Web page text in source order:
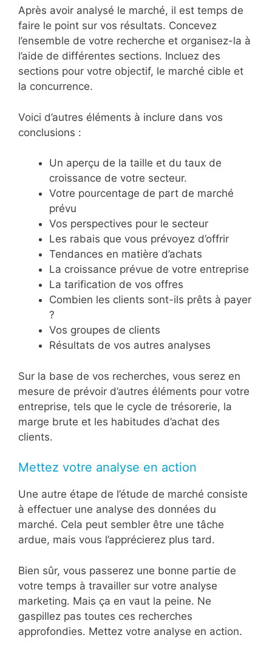
Après avoir analysé le marché, il est temps de
faire le point sur vos résultats. Concevez
l’ensemble de votre recherche et organisez-la à
l’aide de différentes sections. Incluez des
sections pour votre objectif, le marché cible et
la concurrence.
Voici d’autres éléments à inclure dans vos
conclusions :
Un aperçu de la taille et du taux de
croissance de votre secteur.
Votre pourcentage de part de marché
prévu
Vos perspectives pour le secteur
Les rabais que vous prévoyez d’offrir
Tendances en matière d’achats
La croissance prévue de votre entreprise
La tarification de vos offres
Combien les clients sont-ils prêts à payer
?
Vos groupes de clients
Résultats de vos autres analyses
Sur la base de vos recherches, vous serez en
mesure de prévoir d’autres éléments pour votre
entreprise, tels que le cycle de trésorerie, la
marge brute et les habitudes d’achat des
clients.
Mettez votre analyse en action
Une autre étape de l’étude de marché consiste
à effectuer une analyse des données du
marché. Cela peut sembler être une tâche
ardue, mais vous l’apprécierez plus tard.
Bien sûr, vous passerez une bonne partie de
votre temps à travailler sur votre analyse
marketing. Mais ça en vaut la peine. Ne
gaspillez pas toutes ces recherches
approfondies. Mettez votre analyse en action.